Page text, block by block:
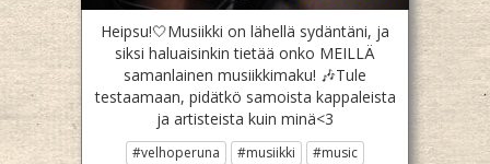
Heipsu!🤍Musiikki on lähellä sydäntäni, ja
siksi haluaisinkin tietää onko MEILLÄ
samanlainen musiikkimaku! 🎶Tule
testaamaan, pidätkö samoista kappaleista
ja artisteista kuin minä<3
#velhoperuna #musiikki
#music